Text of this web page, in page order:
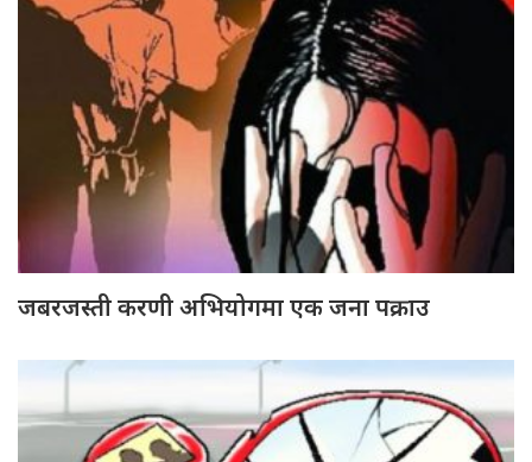
जबरजस्ती करणी अभियोगमा एक जना पक्राउ